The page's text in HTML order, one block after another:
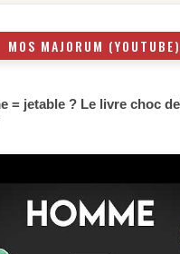
MOS MAJORUM (YOUTUBE)
= jetable ? Le livre choc